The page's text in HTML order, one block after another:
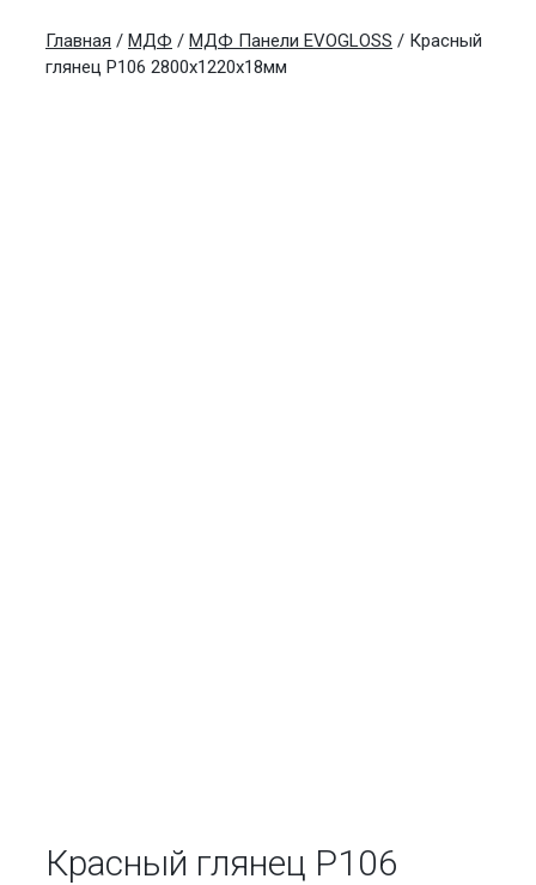
Главная / МДФ / МДФ Панели EVOGLOSS / Красный
глянец Р106 2800х1220х18мм
Красный глянец Р106